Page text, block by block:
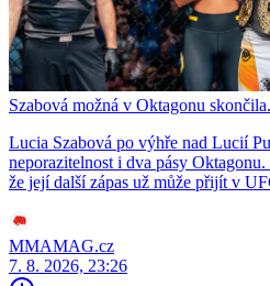
Szabová možná v Oktagonu
Lucia Szabová po výhře nad Lucií
neporazitelnost i dva pásy
že její další zápas už může přijít v
MMAMAG.cz
7. 8. 2026, 23:26